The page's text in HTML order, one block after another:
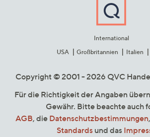
International
USA
Großbritannien Italien
Copyright © 2001 - 2026 QVC Handel
Für die Richtigkeit der Angaben
Gewähr. Bitte beachte auch
AGB, die Datenschutzbestimmungen
Standards und das